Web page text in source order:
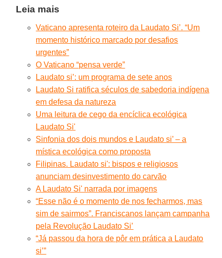
Leia mais
Vaticano apresenta roteiro da Laudato Si’. “Um
momento histórico marcado por desafios
urgentes”
O Vaticano “pensa verde”
Laudato si’: um programa de sete anos
Laudato Si ratifica séculos de sabedoria indígena
em defesa da natureza
Uma leitura de cego da encíclica ecológica
Laudato Si'
Sinfonia dos dois mundos e Laudato si’ – a
mística ecológica como proposta
Filipinas. Laudato si': bispos e religiosos
anunciam desinvestimento do carvão
A Laudato Si' narrada por imagens
“Esse não é o momento de nos fecharmos, mas
sim de sairmos”. Franciscanos lançam campanha
pela Revolução Laudato Si’
“Já passou da hora de pôr em prática a Laudato
si’”